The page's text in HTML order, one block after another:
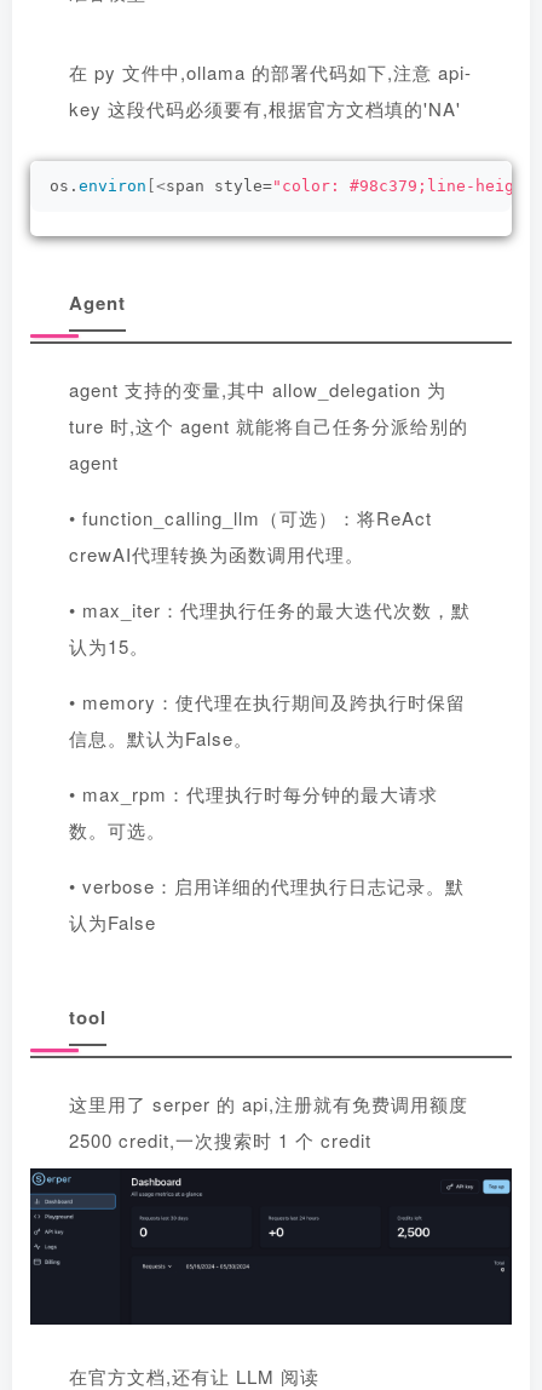
在 py 文件中,ollama 的部署代码如下,注意 api-
key 这段代码必须要有,根据官方文档填的'NA'
os. environ [<span style="color: #98c379;line-
Agent
agent 支持的变量,其中 allow_delegation 为
ture 时,这个 agent 就能将自己任务分派给别的
agent
• function_calling_llm（可选）：将ReAct
crewAI代理转换为函数调用代理。
• max_iter：代理执行任务的最大迭代次数，默
认为15。
• memory：使代理在执行期间及跨执行时保留
信息。默认为False。
• max_rpm：代理执行时每分钟的最大请求
数。可选。
• verbose：启用详细的代理执行日志记录。默
认为False
tool
这里用了 serper 的 api,注册就有免费调用额度
2500 credit,一次搜索时 1 个 credit
在官方文档,还有让 LLM 阅读